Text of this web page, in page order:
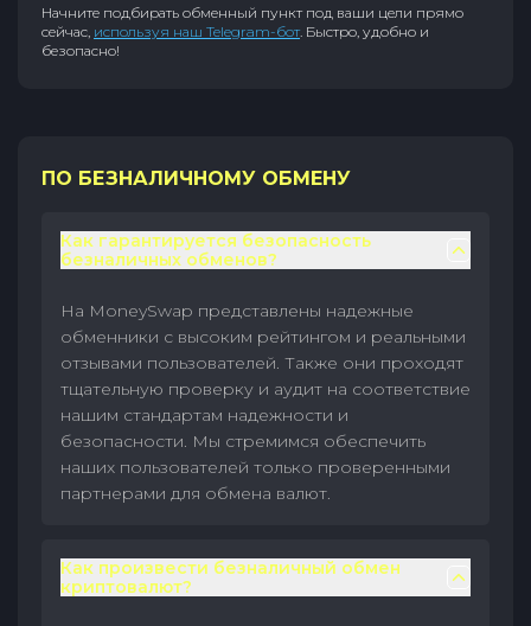
Начните подбирать обменный пункт под ваши цели прямо
сейчас, используя наш Telegram-бот. Быстро, удобно и
безопасно!
ПО БЕЗНАЛИЧНОМУ ОБМЕНУ
Как гарантируется безопасность
безналичных обменов?
На MoneySwap представлены надежные
обменники с высоким рейтингом и реальными
отзывами пользователей. Также они проходят
тщательную проверку и аудит на соответствие
нашим стандартам надежности и
безопасности. Мы стремимся обеспечить
наших пользователей только проверенными
партнерами для обмена валют.
Как произвести безналичный обмен
криптовалют?